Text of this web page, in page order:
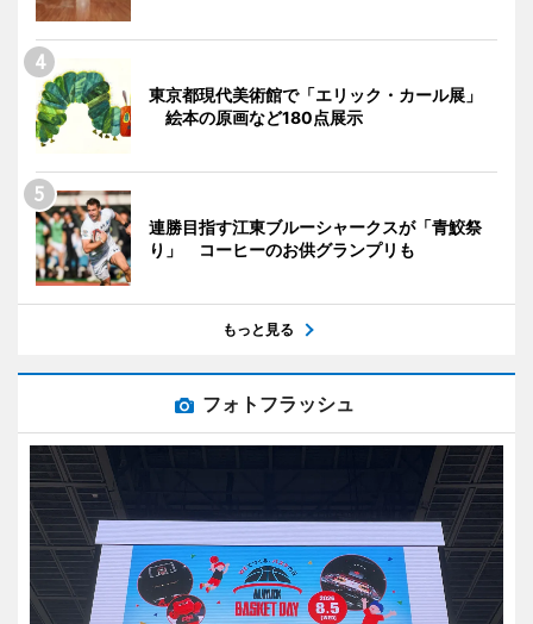
東京都現代美術館で「エリック・カール展」
絵本の原画など180点展示
連勝目指す江東ブルーシャークスが「青鮫祭
り」 コーヒーのお供グランプリも
もっと見る
フォトフラッシュ